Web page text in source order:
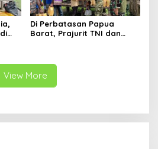
Di Perbatasan Papua
Barat, Prajurit TNI dan
Kampung Subin
View More